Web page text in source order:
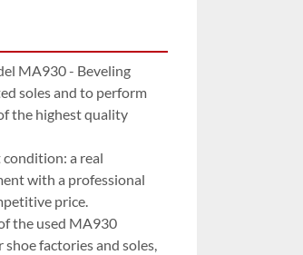
MA930 - Beveling
soles and to perform
the highest quality
a real
with a professional
price.
the used MA930
factories and soles,